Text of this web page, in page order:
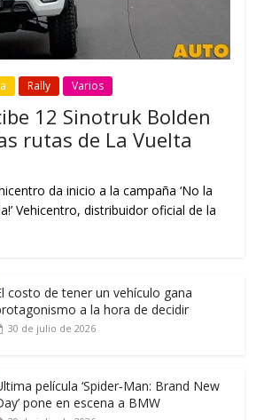
Rally Varios
12 Sinotruk Bolden
rutas de La Vuelta
da inicio a la campaña ‘No la
Vehicentro, distribuidor oficial de la
costo de tener un vehículo gana
a la hora de decidir
30 de julio de 2026
película ‘Spider‑Man: Brand New
pone en escena a BMW